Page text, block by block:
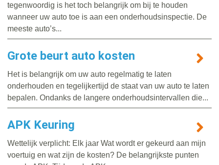
tegenwoordig is het toch belangrijk om bij te houden
wanneer uw auto toe is aan een onderhoudsinspectie. De
meeste auto’s...
Grote beurt auto kosten
Het is belangrijk om uw auto regelmatig te laten
onderhouden en tegelijkertijd de staat van uw auto te laten
bepalen. Ondanks de langere onderhoudsintervallen die...
APK Keuring
Wettelijk verplicht: Elk jaar Wat wordt er gekeurd aan mijn
voertuig en wat zijn de kosten? De belangrijkste punten